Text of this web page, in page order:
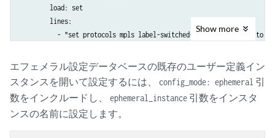
        load: set
        lines:
- "set protocols mpls label-switched-path to-hastings to
Show more
エフェメラル設定データベースの既存のユーザー定義イン
スタンスを開いて設定するには、
config_mode: ephemeral 引
数をインクルードし、 ephemeral_instance 引数をインスタ
ンスの名前に設定します。